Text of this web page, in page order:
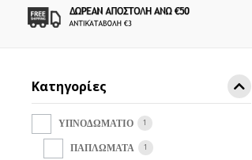
Κατηγορίες
ΥΠΝΟΔΩΜΑΤΙΟ 1
ΠΑΠΛΩΜΑΤΑ 1